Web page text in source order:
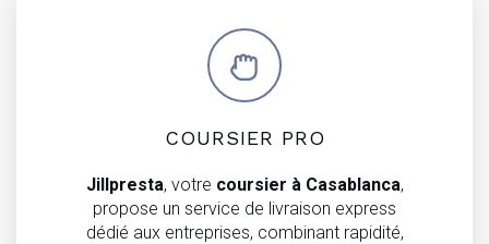
COURSIER PRO
Jillpresta, votre coursier à Casablanca,
propose un service de livraison express
dédié aux entreprises, combinant rapidité,